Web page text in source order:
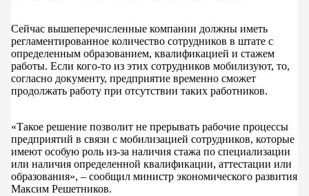
Сейчас вышеперечисленные компании должны иметь
регламентированное количество сотрудников в штате с
определенным образованием, квалификацией и стажем
работы. Если кого-то из этих сотрудников мобилизуют, то,
согласно документу, предприятие временно сможет
продолжать работу при отсутствии таких работников.
«Такое решение позволит не прерывать рабочие процессы
предприятий в связи с мобилизацией сотрудников, которые
имеют особую роль из-за наличия стажа по специализации
или наличия определенной квалификации, аттестации или
образования», – сообщил министр экономического развития
Максим Решетников.